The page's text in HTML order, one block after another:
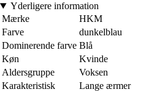
Yderligere information
Mærke
HKM
Farve
dunkelblau
Dominerende farve Blå
Køn
Kvinde
Aldersgruppe
Voksen
Karakteristisk
Lange ærmer